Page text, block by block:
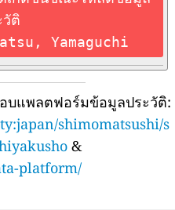
วัติ
Yamaguchi
บแพลตฟอร์มข้อมูลประวัติ:
shimomatsushi/s
&
platform/